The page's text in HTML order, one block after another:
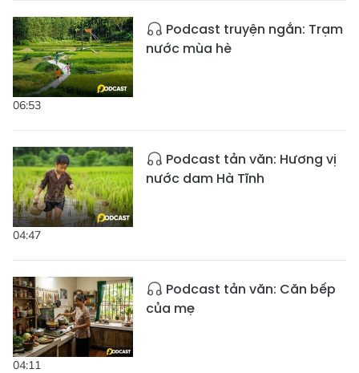
06:53
Podcast truyện ngắn: Trạm
nước mùa hè
04:47
Podcast tản văn: Hương vị
nước dam Hà Tĩnh
04:11
Podcast tản văn: Căn bếp
của mẹ